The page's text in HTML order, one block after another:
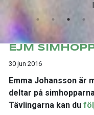
EJM
30 jun 2016
Emma Johansson är
deltar på
Tävlingarna kan du